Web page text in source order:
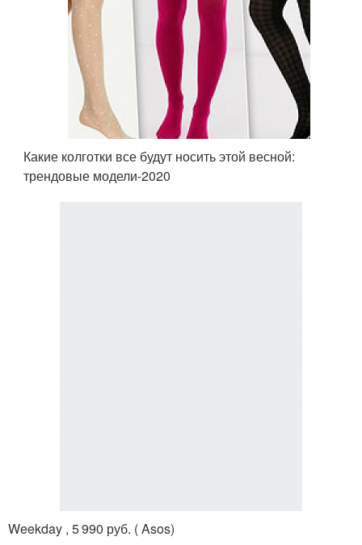
Какие колготки все будут носить этой весной:
трендовые модели-2020
Weekday , 5 990 руб. ( Asos)